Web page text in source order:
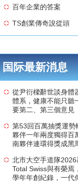
百年企業的答案
TS創業傳奇說從頭
国际最新消息
從尹衍樑辭世談身體
體系，健康不能只聽
要第二、第三個意見
第53回百萬抽獎運勢
夥伴一年兩度獨得百
南夥伴連環得獎成黑
北市大空手道隊2026
Total Swiss與有榮焉
學年年創紀錄，一代